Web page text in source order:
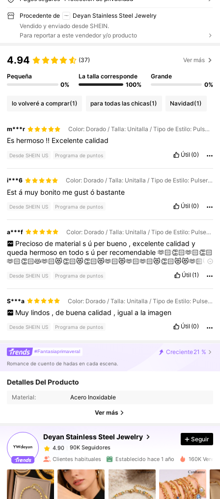
Procedente de
Deyan Stainless Steel Jewelry
Vendido y enviado desde SHEIN.
Para reportar a este vendedor y/o producto
4.94 (37) Ver más
Pequeña
0%
La talla corresponde
100%
Grande
0%
lo volveré a comprar(1) para todas las chicas(1) Navidad(1)
m***r Color: Dorado / Talla: Unitalla / Tipo de Estilo: Pulsera de cuentas con flores de tres o cuatro pétalos
Es hermoso !! Excelentecalidad
Desde SHEIN US Programa de puntos Útil (0)
i***6 Color: Dorado / Talla: Unitalla / Tipo de Estilo: Pulsera de cuentas con flores de tres o cuatro pétalos
Está muy bonito megustó bastante
Desde SHEIN US Programa de puntos Útil (0)
a***f Color: Dorado / Talla: Unitalla / Tipo de Estilo: Pulsera de cuentas con flores de tres o cuatro pétalos
Precioso de material s ú per bueno , excelente calidad y
queda hermosoentodos ú per recomendable🫶🏻👏🏻🫶🏻👏🏻
🫶🏻👏🏻😻🫶🏻😻👏🏻😻👏🏻😻🫶🏻😻🫶🏻🫶🏻😻👏🏻😻😻🫶🏻😻
Desde SHEIN US Programa de puntos Útil (1)
S***a Color: Dorado / Talla: Unitalla / Tipo de Estilo: Pulsera de cuentas con flores de tres o cuatro pétalos
Muy lindos , de buena calidad , igual a la imagen
Desde SHEIN US Programa de puntos Útil (0)
#Fantasiaprimaveral Creciente21 %
Romance de cuento de hadas en cada escena.
Detalles Del Producto
Material: Acero Inoxidable
Ver más
Deyan Stainless Steel Jewelry
4.90 90K Seguidores
90K Seguidores
4.90
90K Seguidores
Hace 1 día
4.90 90K Seguidores
Seguir
Clientes habituales Establecido hace 1 año 160K